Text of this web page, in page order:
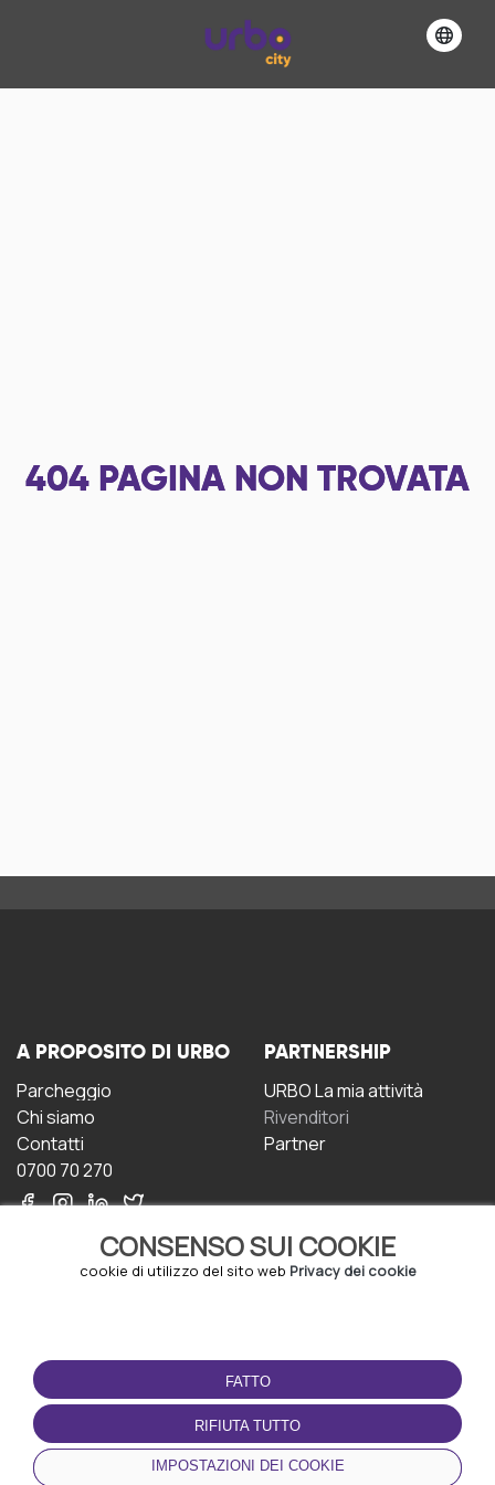
404 PAGINA NON TROVATA
CONSENSO SUI COOKIE
cookie di utilizzo del sito web Privacy dei cookie
FATTO
RIFIUTA TUTTO
IMPOSTAZIONI DEI COOKIE
A PROPOSITO DI URBO
Parcheggio
Chi siamo
Contatti
0700 70 270
PARTNERSHIP
URBO La mia attività
Rivenditori
Partner
CONDIZIONI D'USO
Termini e Condizioni
Politica sulla riservatezza
Gestione dei Cookie
SCARICA L'APP